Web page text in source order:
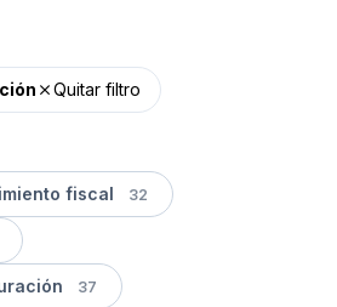
closeQuitar filtro
fiscal 32
37